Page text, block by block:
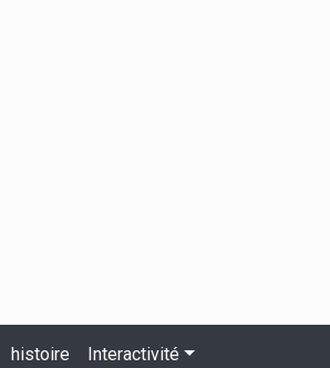
histoire Interactivité